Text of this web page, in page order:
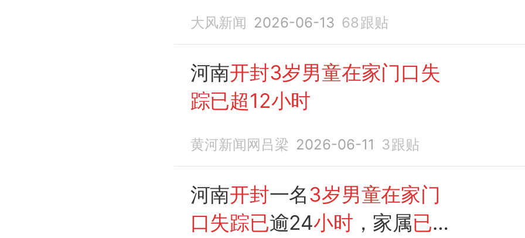
低水位下河寻找
大风新闻 2026-06-13 68 跟贴
河南开封3岁男童在家门口失
踪已超12小时
黄河新闻网吕梁 2026-06-11 3跟贴
河南开封一名3岁男童在家门
口失踪已逾24小时 ，家属已报